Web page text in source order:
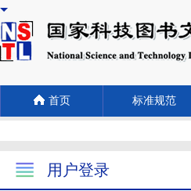
首页 标准规范
用户登录